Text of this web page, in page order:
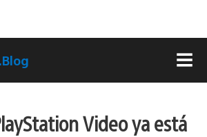
.Blog
Video ya está